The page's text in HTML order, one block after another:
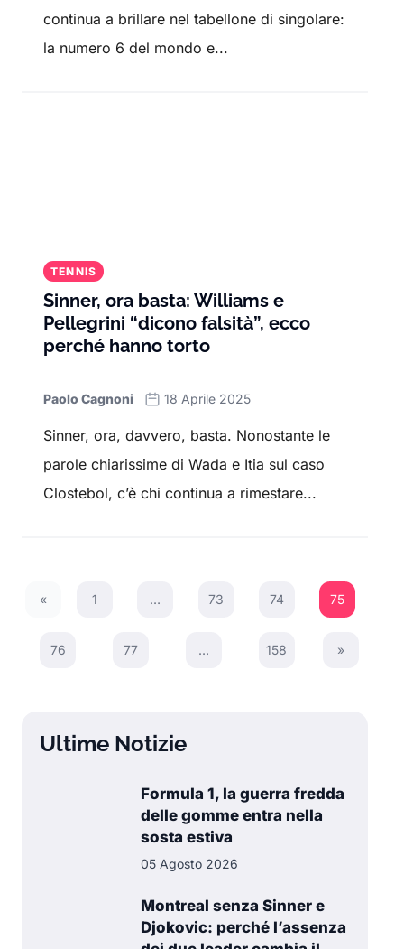
continua a brillare nel tabellone di singolare:
la numero 6 del mondo e...
TENNIS
Sinner, ora basta: Williams e
Pellegrini “dicono falsità”, ecco
perché hanno torto
Paolo Cagnoni 18 Aprile 2025
Sinner, ora, davvero, basta. Nonostante le
parole chiarissime di Wada e Itia sul caso
Clostebol, c’è chi continua a rimestare...
«
Previous Page
1 … 73 74 75
76 77 … 158 Next Page
»
Ultime Notizie
Formula 1, la guerra fredda
delle gomme entra nella
sosta estiva
05 Agosto 2026
Montreal senza Sinner e
Djokovic: perché l’assenza